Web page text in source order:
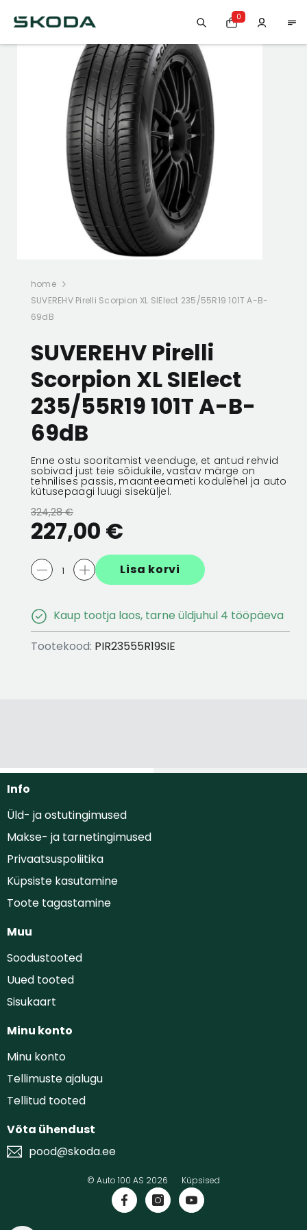
0
home
SUVEREHV Pirelli Scorpion XL SIElect 235/55R19 101T A-B-
69dB
SUVEREHV Pirelli
Scorpion XL SIElect
235/55R19 101T A-B-
69dB
Enne ostu sooritamist veenduge, et antud rehvid
sobivad just teie sõidukile, vastav märge on
tehnilises passis, maanteeameti kodulehel ja auto
kütusepaagi luugi siseküljel.
227,00 €
324,28 €
Lisa korvi
Kaup tootja laos, tarne üldjuhul 4 tööpäeva
Tootekood: PIR23555R19SIE
Info
Üld- ja ostutingimused
Makse- ja tarnetingimused
Privaatsuspoliitika
Küpsiste kasutamine
Toote tagastamine
Muu
Soodustooted
Uued tooted
Sisukaart
Minu konto
Minu konto
Tellimuste ajalugu
Tellitud tooted
Võta ühendust
pood@skoda.ee
© Auto 100 AS 2026 Küpsised
5/100
132,56 € 66,28 € 132,56 €